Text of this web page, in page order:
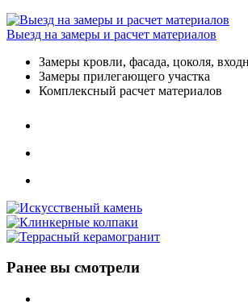
Выезд на замеры и расчет материалов
Замеры кровли, фасада, цоколя,
Замеры прилегающего участка
Комплексный расчет материалов
Ранее вы смотрели